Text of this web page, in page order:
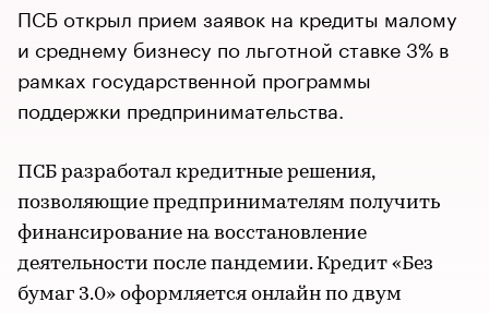
ПСБ открыл прием заявок на кредиты малому
и среднему бизнесу по льготной ставке 3% в
рамках государственной программы
поддержки предпринимательства.
ПСБ разработал кредитные решения,
позволяющие предпринимателям получить
финансирование на восстановление
деятельности после пандемии. Кредит «Без
бумаг 3.0» оформляется онлайн по двум